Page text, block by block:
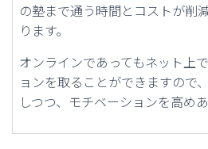
の塾まで通う時間とコストが削
ります。
オンラインであってもネット上
ョンを取ることができますので
しつつ、モチベーションを高め